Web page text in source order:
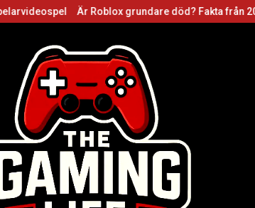
Är Roblox grundare död? Fakta från 2025